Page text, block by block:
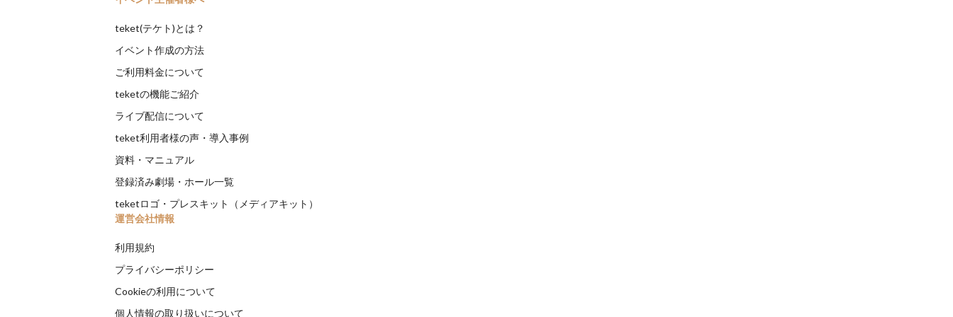
teket(テケト)とは？
イベント作成の方法
ご利用料金について
teketの機能ご紹介
ライブ配信について
teket利用者様の声・導入事例
資料・マニュアル
登録済み劇場・ホール一覧
teketロゴ・プレスキット（メディアキット）
運営会社情報
利用規約
プライバシーポリシー
Cookieの利用について
個人情報の取り扱いについて